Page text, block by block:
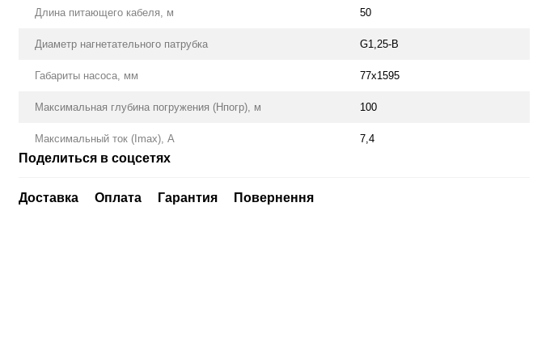
Длина питающего кабеля, м 50
Диаметр нагнетательного патрубка G1,25-B
Габариты насоса, мм 77x1595
Максимальная глубина погружения (Нпогр), м 100
Максимальный ток (Imax), А 7,4
Поделиться в соцсетях
Доставка Оплата Гарантия Повернення